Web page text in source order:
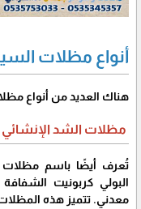
أنواع مظلات
هناك العديد من أنواع
مظلات الشد الإنشائي
تُعرف أيضًا باسم مظلات
البولي كربونيت
معدني. تتميز هذه المظلات